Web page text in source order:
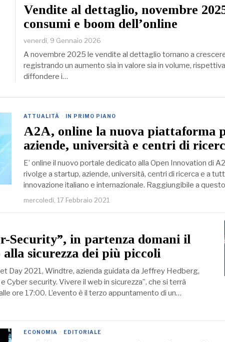
Vendite al dettaglio, novembre
consumi e boom dell’online
venerdì, 9 Gennaio 2026
A novembre 2025 le vendite al dettaglio tornano a
registrando un aumento sia in valore sia in volume,
diffondere i…
ATTUALITÀ · IN PRIMO PIANO
A2A, online la nuova piattaforma
aziende, università e centri di
E’ online il nuovo portale dedicato alla Open Innovation di
rivolge a startup, aziende, università, centri di ricerca e a
innovazione italiano e internazionale. Raggiungibile a
mercoledì, 17 Febbraio 2021
Security”, in partenza domani il
sicurezza dei più piccoli
Day 2021, Windtre, azienda guidata da Jeffrey Hedberg,
Cyber security. Vivere il web in sicurezza”, che si terrà
ore 17:00. L’evento è il terzo appuntamento di un…
ECONOMIA · EDITORIALE